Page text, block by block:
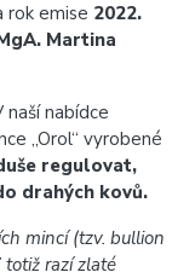
rok emise 2022.
Martina
naší nabídce
„Orol“ vyrobené
regulovat,
drahých kovů.
mincí (tzv. bullion
razí zlaté